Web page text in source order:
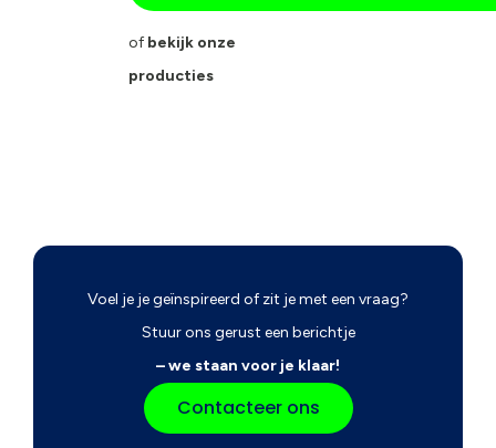
ofbekijk onze
producties
Voel je je geïnspireerd of zit je met een vraag?
Stuur ons gerust een berichtje
– we staan voor je klaar!
Contacteer ons